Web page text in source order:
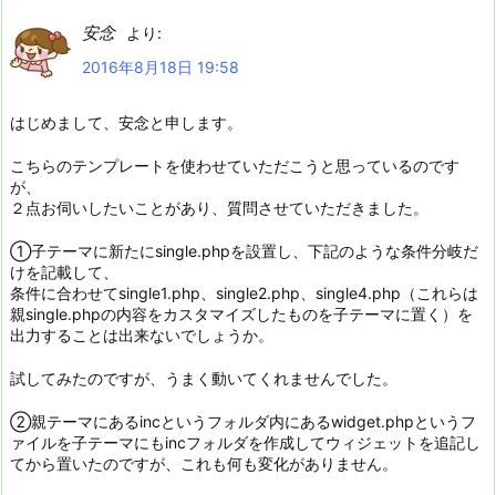
安念
より:
2016年8月18日 19:58
はじめまして、安念と申します。
こちらのテンプレートを使わせていただこうと思っているのです
が、
２点お伺いしたいことがあり、質問させていただきました。
①子テーマに新たにsingle.phpを設置し、下記のような条件分岐だ
けを記載して、
条件に合わせてsingle1.php、single2.php、single4.php（これらは
親single.phpの内容をカスタマイズしたものを子テーマに置く）を
出力することは出来ないでしょうか。
試してみたのですが、うまく動いてくれませんでした。
②親テーマにあるincというフォルダ内にあるwidget.phpというフ
ァイルを子テーマにもincフォルダを作成してウィジェットを追記し
てから置いたのですが、これも何も変化がありません。